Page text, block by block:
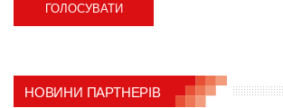
НОВИНИ ПАРТНЕРІВ